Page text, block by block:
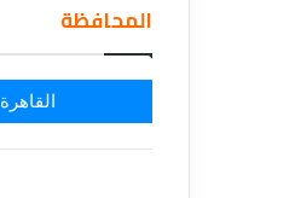
المحافظة
القاهرة